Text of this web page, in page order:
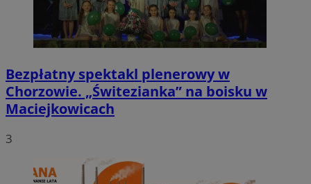
Bezpłatny spektakl plenerowy w
Chorzowie. „Świtezianka” na boisku w
Maciejkowicach
3